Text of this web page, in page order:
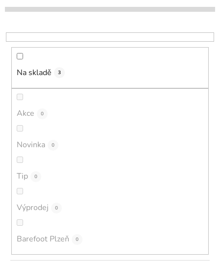
d
k
t
Na skladě 3
Akce 0
Novinka 0
Tip 0
Výprodej 0
Barefoot Plzeň 0